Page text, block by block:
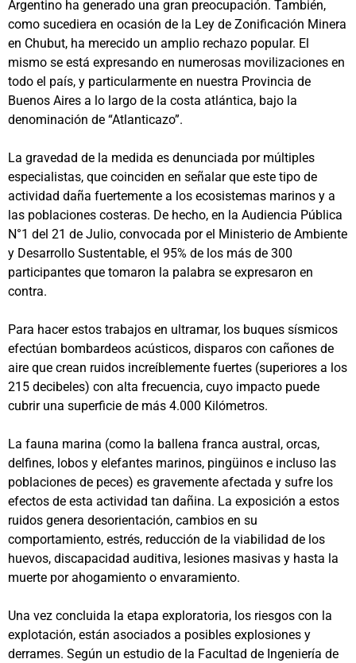
Argentino ha generado una gran preocupación. También,
como sucediera en ocasión de la Ley de Zonificación Minera
en Chubut, ha merecido un amplio rechazo popular. El
mismo se está expresando en numerosas movilizaciones en
todo el país, y particularmente en nuestra Provincia de
Buenos Aires a lo largo de la costa atlántica, bajo la
denominación de “Atlanticazo”.
La gravedad de la medida es denunciada por múltiples
especialistas, que coinciden en señalar que este tipo de
actividad daña fuertemente a los ecosistemas marinos y a
las poblaciones costeras. De hecho, en la Audiencia Pública
N°1 del 21 de Julio, convocada por el Ministerio de Ambiente
y Desarrollo Sustentable, el 95% de los más de 300
participantes que tomaron la palabra se expresaron en
contra.
Para hacer estos trabajos en ultramar, los buques sísmicos
efectúan bombardeos acústicos, disparos con cañones de
aire que crean ruidos increíblemente fuertes (superiores a los
215 decibeles) con alta frecuencia, cuyo impacto puede
cubrir una superficie de más 4.000 Kilómetros.
La fauna marina (como la ballena franca austral, orcas,
delfines, lobos y elefantes marinos, pingüinos e incluso las
poblaciones de peces) es gravemente afectada y sufre los
efectos de esta actividad tan dañina. La exposición a estos
ruidos genera desorientación, cambios en su
comportamiento, estrés, reducción de la viabilidad de los
huevos, discapacidad auditiva, lesiones masivas y hasta la
muerte por ahogamiento o envaramiento.
Una vez concluida la etapa exploratoria, los riesgos con la
explotación, están asociados a posibles explosiones y
derrames. Según un estudio de la Facultad de Ingeniería de